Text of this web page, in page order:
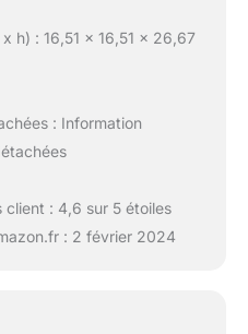
h) : 16,51 x 16,51 x 26,67
: Information
client : 4,6 sur 5 étoiles
: 2 février 2024